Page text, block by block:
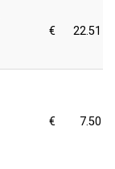
€ 22.51
€ 7.50